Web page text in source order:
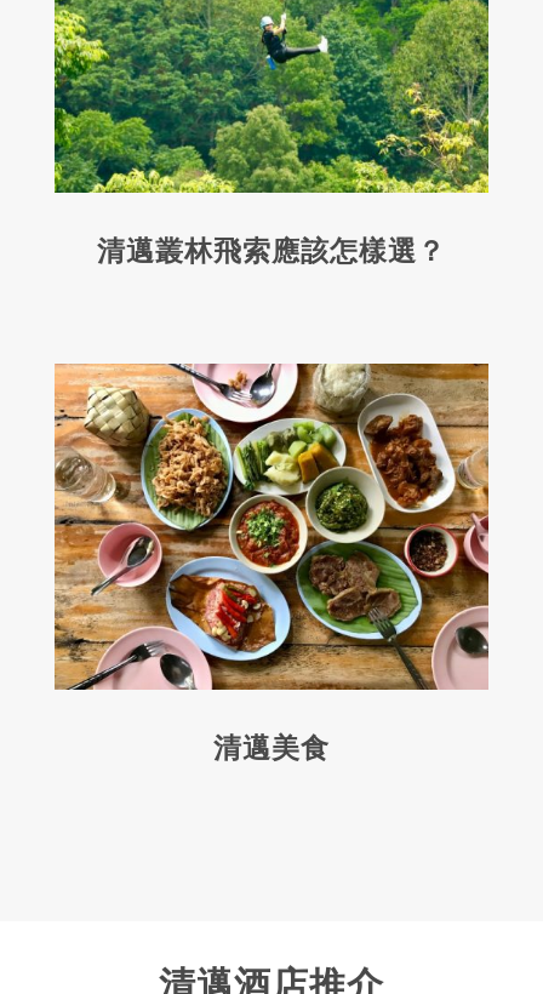
清邁叢林飛索應該怎樣選？
清邁美食
清邁酒店推介